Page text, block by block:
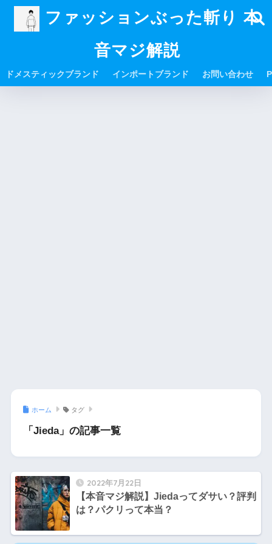
ファッションぶった斬り 本
音マジ解説
ドメスティックブランド インポートブランド お問い合わせ
ホーム タグ
「Jieda」の記事一覧
2022年7月22日
【本音マジ解説】Jiedaってダサい？評判
は？パクリって本当？